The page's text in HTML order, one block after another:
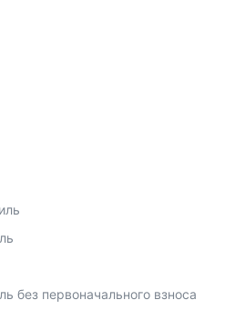
без первоначального взноса